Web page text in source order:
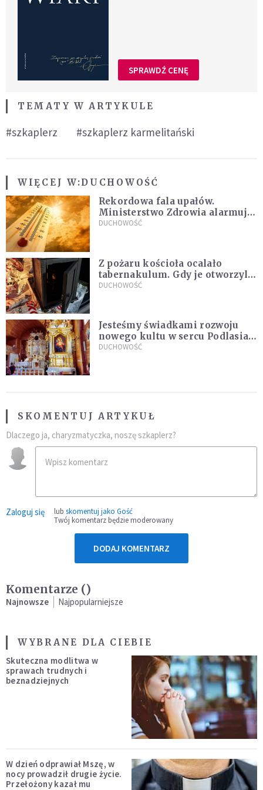
SPRAWDŹ CENĘ
TEMATY W ARTYKULE
#szkaplerz #szkaplerz karmelitański
WIĘCEJ W:DUCHOWOŚĆ
Rekordowa fala upałów.
Ministerstwo Zdrowia alarmuje
po doświadczeniach z czerwca
DUCHOWOŚĆ
Z pożaru kościoła ocalało
tabernakulum. Gdy je otworzyli,
"zapach świeżego chleba
DUCHOWOŚĆ
Jesteśmy świadkami rozwoju
nowego kultu w sercu Podlasia.
"Ruszyła prawdziwa lawina
DUCHOWOŚĆ
SKOMENTUJ ARTYKUŁ
Dlaczego ja, charyzmatyczka, noszę szkaplerz?
Zaloguj się lub skomentuj jako Gość
Twój komentarz będzie moderowany
DODAJ KOMENTARZ
Komentarze ()
Najnowsze Najpopularniejsze
WYBRANE DLA CIEBIE
Skuteczna modlitwa w
sprawach trudnych i
beznadziejnych
W dzień odprawiał Mszę, w
nocy prowadził drugie życie.
Przełożony kazał mu